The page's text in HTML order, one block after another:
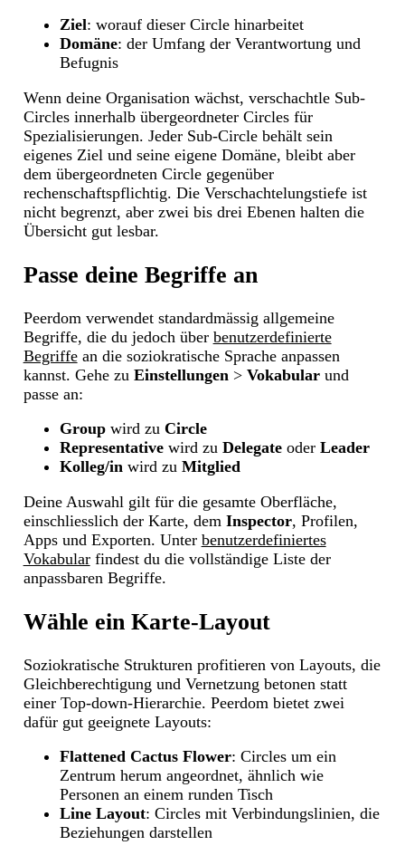
Ziel: worauf dieser Circle hinarbeitet
Domäne: der Umfang der Verantwortung und
Befugnis
Wenn deine Organisation wächst, verschachtle Sub-
Circles innerhalb übergeordneter Circles für
Spezialisierungen. Jeder Sub-Circle behält sein
eigenes Ziel und seine eigene Domäne, bleibt aber
dem übergeordneten Circle gegenüber
rechenschaftspflichtig. Die Verschachtelungstiefe ist
nicht begrenzt, aber zwei bis drei Ebenen halten die
Übersicht gut lesbar.
Passe deine Begriffe an
Peerdom verwendet standardmässig allgemeine
Begriffe, die du jedoch über benutzerdefinierte
Begriffean die soziokratische Sprache anpassen
kannst. Gehe zu Einstellungen > Vokabularund
passe an:
Groupwird zu Circle
Representativewird zu Delegateoder Leader
Kolleg/inwird zu Mitglied
Deine Auswahl gilt für die gesamte Oberfläche,
einschliesslich der Karte, dem Inspector, Profilen,
Apps und Exporten. Unter benutzerdefiniertes
Vokabularfindest du die vollständige Liste der
anpassbaren Begriffe.
Wähle ein Karte-Layout
Soziokratische Strukturen profitieren von Layouts, die
Gleichberechtigung und Vernetzung betonen statt
einer Top-down-Hierarchie. Peerdom bietet zwei
dafür gut geeignete Layouts:
Flattened Cactus Flower: Circles um ein
Zentrum herum angeordnet, ähnlich wie
Personen an einem runden Tisch
Line Layout: Circles mit Verbindungslinien, die
Beziehungen darstellen